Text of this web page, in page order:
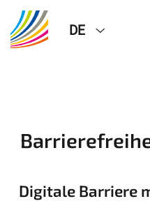
DE
Digitale Barriere